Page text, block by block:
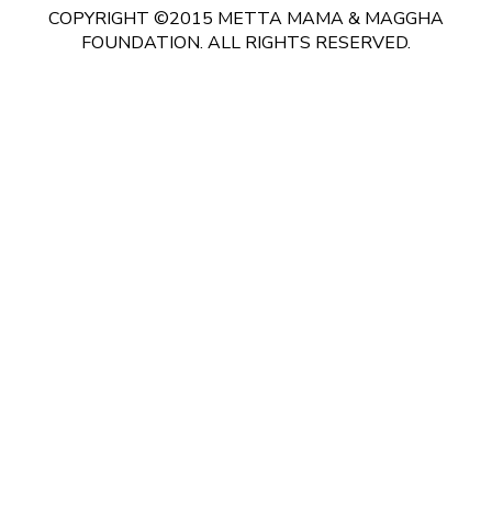
COPYRIGHT ©2015 METTA MAMA & MAGGHA
FOUNDATION. ALL RIGHTS RESERVED.